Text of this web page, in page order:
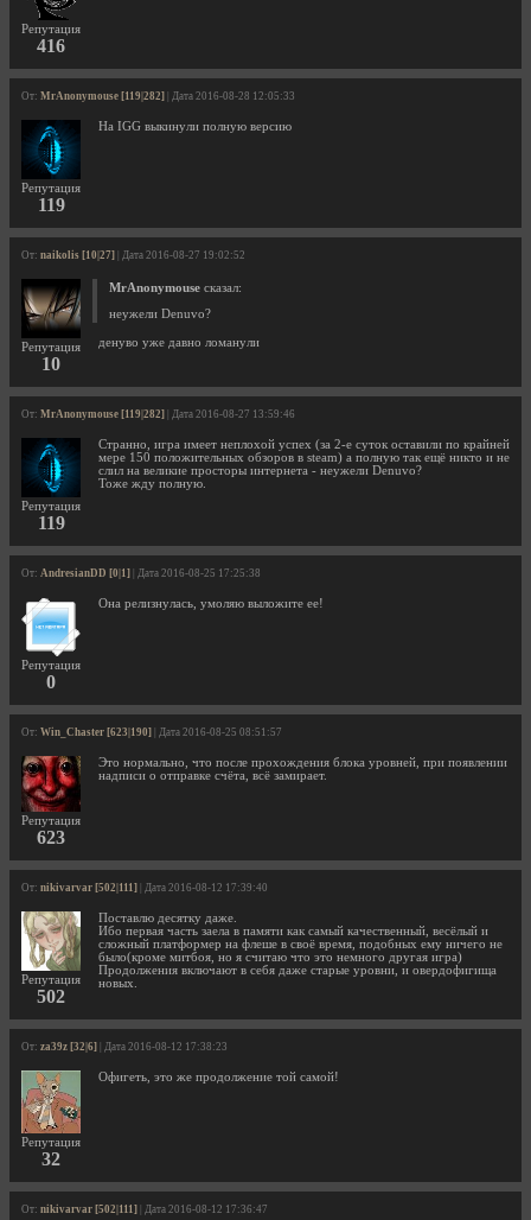
Репутация
416
От: MrAnonymouse [119|282] | Дата 2016-08-28 12:05:33
Репутация
119
На IGG выкинули полную версию
От: naikolis [10|27] | Дата 2016-08-27 19:02:52
Репутация
10
MrAnonymouse сказал:
неужели Denuvo?
денуво уже давно ломанули
От: MrAnonymouse [119|282] | Дата 2016-08-27 13:59:46
Репутация
119
Странно, игра имеет неплохой успех (за 2-е суток оставили по крайней
мере 150 положительных обзоров в steam) а полную так ещё никто и не
слил на великие просторы интернета - неужели Denuvo?
Тоже жду полную.
От: AndresianDD [0|1] | Дата 2016-08-25 17:25:38
Репутация
0
Она релизнулась, умоляю выложите ее!
От: Win_Chaster [623|190] | Дата 2016-08-25 08:51:57
Репутация
623
Это нормально, что после прохождения блока уровней, при появлении
надписи о отправке счёта, всё замирает.
От: nikivarvar [502|111] | Дата 2016-08-12 17:39:40
Репутация
502
Поставлю десятку даже.
Ибо первая часть заела в памяти как самый качественный, весёлый и
сложный платформер на флеше в своё время, подобных ему ничего не
было(кроме митбоя, но я считаю что это немного другая игра)
Продолжения включают в себя даже старые уровни, и овердофигища
новых.
От: za39z [32|6] | Дата 2016-08-12 17:38:23
Репутация
32
Офигеть, это же продолжение той самой!
От: nikivarvar [502|111] | Дата 2016-08-12 17:36:47